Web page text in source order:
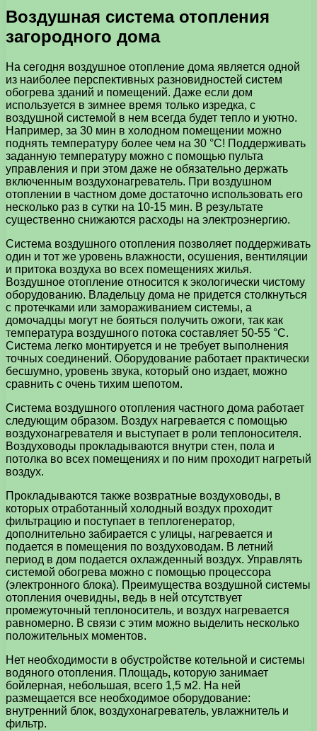
Воздушная система отопления
загородного дома
На сегодня воздушное отопление дома является одной
из наиболее перспективных разновидностей систем
обогрева зданий и помещений. Даже если дом
используется в зимнее время только изредка, с
воздушной системой в нем всегда будет тепло и уютно.
Например, за 30 мин в холодном помещении можно
поднять температуру более чем на 30 °С! Поддерживать
заданную температуру можно с помощью пульта
управления и при этом даже не обязательно держать
включенным воздухонагреватель. При воздушном
отоплении в частном доме достаточно использовать его
несколько раз в сутки на 10-15 мин. В результате
существенно снижаются расходы на электроэнергию.
Система воздушного отопления позволяет поддерживать
один и тот же уровень влажности, осушения, вентиляции
и притока воздуха во всех помещениях жилья.
Воздушное отопление относится к экологически чистому
оборудованию. Владельцу дома не придется столкнуться
с протечками или замораживанием системы, а
домочадцы могут не бояться получить ожоги, так как
температура воздушного потока составляет 50-55 °С.
Система легко монтируется и не требует выполнения
точных соединений. Оборудование работает практически
бесшумно, уровень звука, который оно издает, можно
сравнить с очень тихим шепотом.
Система воздушного отопления частного дома работает
следующим образом. Воздух нагревается с помощью
воздухонагревателя и выступает в роли теплоносителя.
Воздуховоды прокладываются внутри стен, пола и
потолка во всех помещениях и по ним проходит нагретый
воздух.
Прокладываются также возвратные воздуховоды, в
которых отработанный холодный воздух проходит
фильтрацию и поступает в теплогенератор,
дополнительно забирается с улицы, нагревается и
подается в помещения по воздуховодам. В летний
период в дом подается охлажденный воздух. Управлять
системой обогрева можно с помощью процессора
(электронного блока). Преимущества воздушной системы
отопления очевидны, ведь в ней отсутствует
промежуточный теплоноситель, и воздух нагревается
равномерно. В связи с этим можно выделить несколько
положительных моментов.
Нет необходимости в обустройстве котельной и системы
водяного отопления. Площадь, которую занимает
бойлерная, небольшая, всего 1,5 м2. На ней
размещается все необходимое оборудование:
внутренний блок, воздухонагреватель, увлажнитель и
фильтр.